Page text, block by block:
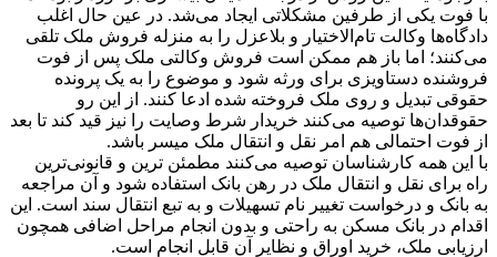
با فوت یکی از طرفین مشکلاتی ایجاد می‌شد. در عین حال اغلب
دادگاه‌ها وکالت تام‌الاختیار و بلاعزل را به منزله فروش ملک تلقی
می‌کنند؛ اما باز هم ممکن است فروش وکالتی ملک پس از فوت
فروشنده دستاویزی برای ورثه شود و موضوع را به یک پرونده
حقوقی تبدیل و روی ملک فروخته شده ادعا کنند. از این رو
حقوقدان‌ها توصیه می‌کنند خریدار شرط وصایت را نیز قید کند تا بعد
از فوت احتمالی هم امر نقل و انتقال ملک میسر باشد.
با این همه کارشناسان توصیه می‌کنند مطمئن ترین و قانونی‌ترین
راه برای نقل و انتقال ملک در رهن بانک استفاده شود و آن مراجعه
به بانک و درخواست تغییر نام تسهیلات و به تبع انتقال سند است. این
اقدام در بانک مسکن به راحتی و بدون انجام مراحل اضافی همچون
ارزیابی ملک، خرید اوراق و نظایر آن قابل انجام است.